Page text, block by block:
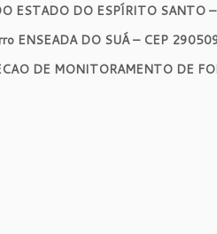
ESTADO DO ESPÍRITO SANTO –
ENSEADA DO SUÁ – CEP
DE MONITORAMENTO DE